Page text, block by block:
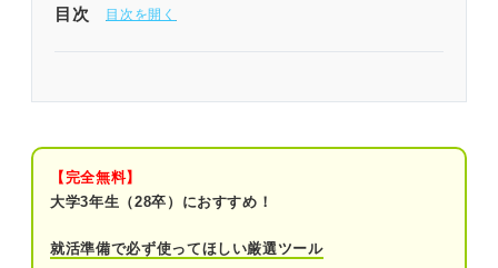
目次
理系学部
【完全無料】
大学3年生（28卒）におすすめ！
就活準備で必ず使ってほしい厳選ツール